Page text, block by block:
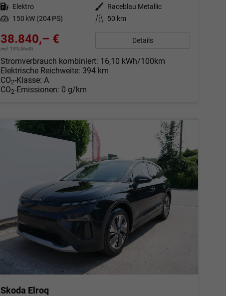
Kraftstoff Elektro Außenfarbe
Raceblau Metallic
Leistung 150 kW (204 PS) Kilometerstand 50 km
38.840,– €
incl. 19% MwSt.
Details
Stromverbrauch kombiniert: 16,10 kWh/100km
Elektrische Reichweite: 394 km
CO2-Klasse: A
CO2-Emissionen: 0 g/km
Skoda Elroq